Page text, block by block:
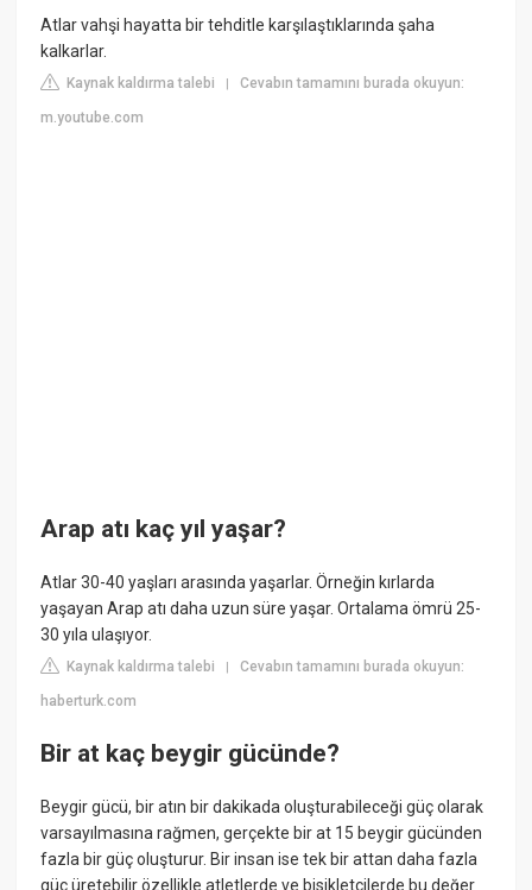
Atlar vahşi hayatta bir tehditle karşılaştıklarında şaha
kalkarlar.
Kaynak kaldırma talebi |Cevabın tamamını burada okuyun:
m.youtube.com
Arap atı kaç yıl yaşar?
Atlar 30-40 yaşları arasında yaşarlar. Örneğin kırlarda
yaşayan Arap atı daha uzun süre yaşar. Ortalama ömrü 25-
30 yıla ulaşıyor.
Kaynak kaldırma talebi |Cevabın tamamını burada okuyun:
haberturk.com
Bir at kaç beygir gücünde?
Beygir gücü, bir atın bir dakikada oluşturabileceği güç olarak
varsayılmasına rağmen, gerçekte bir at 15 beygir gücünden
fazla bir güç oluşturur. Bir insan ise tek bir attan daha fazla
güç üretebilir özellikle atletlerde ve bisikletçilerde bu değer